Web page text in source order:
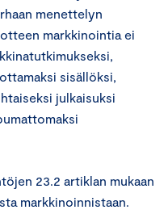
menettelyn
markkinointia ei
sisällöksi,
julkaisuksi
23.2 artiklan mukaan
markkinoinnistaan.